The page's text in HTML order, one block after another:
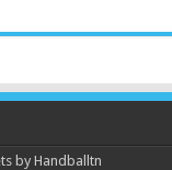
by Handballtn